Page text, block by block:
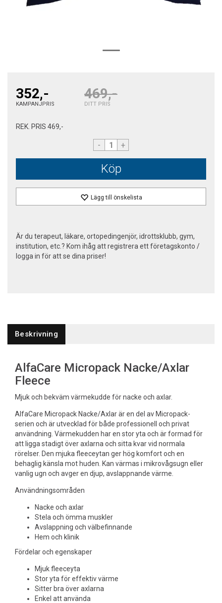
352,-
KAMPANJPRIS
469,-
DITT PRIS
REK. PRIS 469,-
- +
Köp
Lägg till önskelista
Är du terapeut, läkare, ortopedingenjör, idrottsklubb, gym,
institution, etc.? Kom ihåg att registrera ett företagskonto /
logga in för att se dina priser!
Beskrivning
AlfaCare Micropack Nacke/Axlar
Fleece
Mjuk och bekväm värmekudde för nacke och axlar.
AlfaCare Micropack Nacke/Axlar är en del av Micropack-
serien och är utvecklad för både professionell och privat
användning. Värmekudden har en stor yta och är formad för
att ligga stadigt över axlarna och sitta kvar vid normala
rörelser. Den mjuka fleeceytan ger hög komfort och en
behaglig känsla mot huden. Kan värmas i mikrovågsugn eller
vanlig ugn och avger en djup, avslappnande värme.
Användningsområden
Nacke och axlar
Stela och ömma muskler
Avslappning och välbefinnande
Hem och klinik
Fördelar och egenskaper
Mjuk fleeceyta
Stor yta för effektiv värme
Sitter bra över axlarna
Enkel att använda